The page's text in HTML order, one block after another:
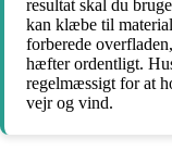
resultat skal du
kan klæbe til
forberede
hæfter ordentligt.
regelmæssigt for at
vejr og vind.